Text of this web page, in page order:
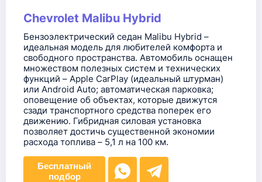
Chevrolet Malibu Hybrid
Бензоэлектрический седан Malibu Hybrid –
идеальная модель для любителей комфорта и
свободного пространства. Автомобиль оснащен
множеством полезных систем и технических
функций – Apple CarPlay (идеальный штурман)
или Android Auto; автоматическая парковка;
оповещение об объектах, которые движутся
сзади транспортного средства поперек его
движению. Гибридная силовая установка
позволяет достичь существенной экономии
расхода топлива – 5,1 л на 100 км.
Бесплатный
подбор